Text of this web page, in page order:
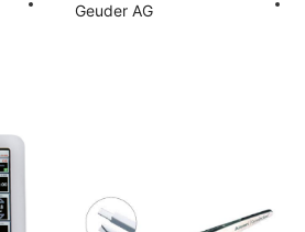
Geuder AG